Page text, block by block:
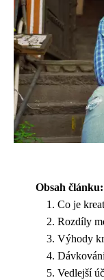
Obsah článku:
Co je
Rozdíly
Výhody
Vedlejší